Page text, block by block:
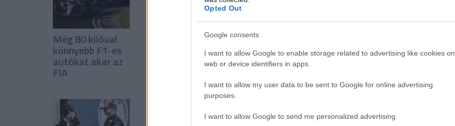
Opted Out
Google consents
I want to allow Google to enable storage related to advertising like cookies on
web or device identifiers in apps.
I want to allow my user data to be sent to Google for online advertising
purposes.
I want to allow Google to send me personalized advertising.
Még 80 kilóval
könnyebb F1-es
autókat akar az
FIA
Verstappen nem
F1-es, hanem
Wolff: A Ferrari
nyafog a motorja
miatt
többet hozott Las
Vegasban, mint a